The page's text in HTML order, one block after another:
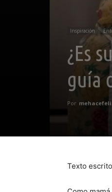
Inspiración
¿Es
guía
Por
Texto